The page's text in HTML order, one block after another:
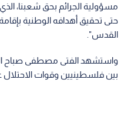
مسؤولية الجرائم بحق شعبنا،
حتى تحقيق أهدافه الوطنية
القدس".
واستشهد الفتى مصطفى صباح
بين فلسطينيين وقوات الاحتلال